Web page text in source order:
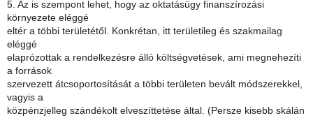
5. Az is szempont lehet, hogy az oktatásügy finanszírozási
környezete eléggé
eltér a többi területétől. Konkrétan, itt területileg és szakmailag
eléggé
elaprózottak a rendelkezésre álló költségvetések, ami megnehezíti
a források
szervezett átcsoportosítását a többi területen bevált módszerekkel,
vagyis a
közpénzjelleg szándékolt elveszíttetése által. (Persze kisebb skálán